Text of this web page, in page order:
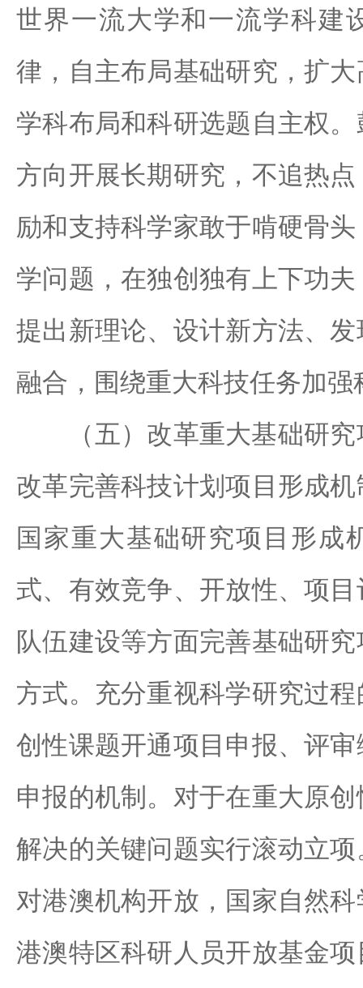
世界一流大学和一流学科建
律，自主布局基础研究，扩
学科布局和科研选题自主权
方向开展长期研究，不追热
励和支持科学家敢于啃硬骨
学问题，在独创独有上下功
提出新理论、设计新方法、
融合，围绕重大科技任务加强
（五）改革重大基础研究
改革完善科技计划项目形成
国家重大基础研究项目形成
式、有效竞争、开放性、项
队伍建设等方面完善基础研
方式。充分重视科学研究过
创性课题开通项目申报、评
申报的机制。对于在重大原
解决的关键问题实行滚动立
对港澳机构开放，国家自然
港澳特区科研人员开放基金